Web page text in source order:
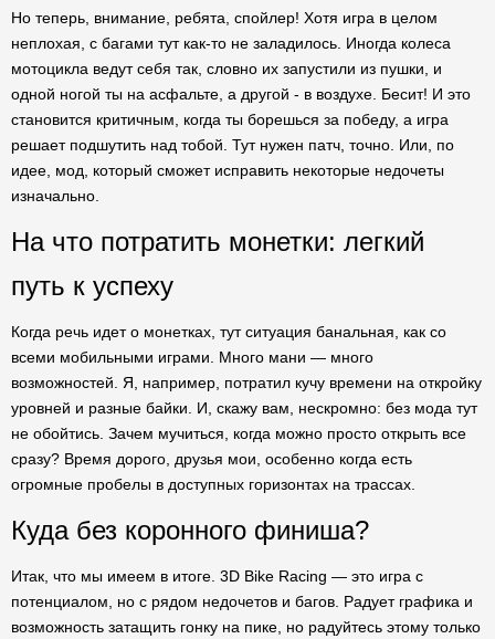
Но теперь, внимание, ребята, спойлер! Хотя игра в целом
неплохая, с багами тут как-то не заладилось. Иногда колеса
мотоцикла ведут себя так, словно их запустили из пушки, и
одной ногой ты на асфальте, а другой - в воздухе. Бесит! И это
становится критичным, когда ты борешься за победу, а игра
решает подшутить над тобой. Тут нужен патч, точно. Или, по
идее, мод, который сможет исправить некоторые недочеты
изначально.
На что потратить монетки: легкий
путь к успеху
Когда речь идет о монетках, тут ситуация банальная, как со
всеми мобильными играми. Много мани — много
возможностей. Я, например, потратил кучу времени на откройку
уровней и разные байки. И, скажу вам, нескромно: без мода тут
не обойтись. Зачем мучиться, когда можно просто открыть все
сразу? Время дорого, друзья мои, особенно когда есть
огромные пробелы в доступных горизонтах на трассах.
Куда без коронного финиша?
Итак, что мы имеем в итоге. 3D Bike Racing — это игра с
потенциалом, но с рядом недочетов и багов. Радует графика и
возможность затащить гонку на пике, но радуйтесь этому только